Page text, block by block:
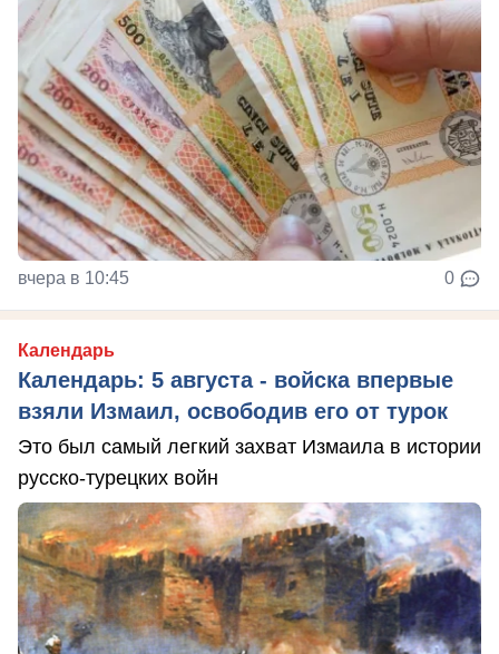
вчера в 10:45 0
Календарь
Календарь: 5 августа - войска впервые
взяли Измаил, освободив его от турок
Это был самый легкий захват Измаила в истории
русско-турецких войн